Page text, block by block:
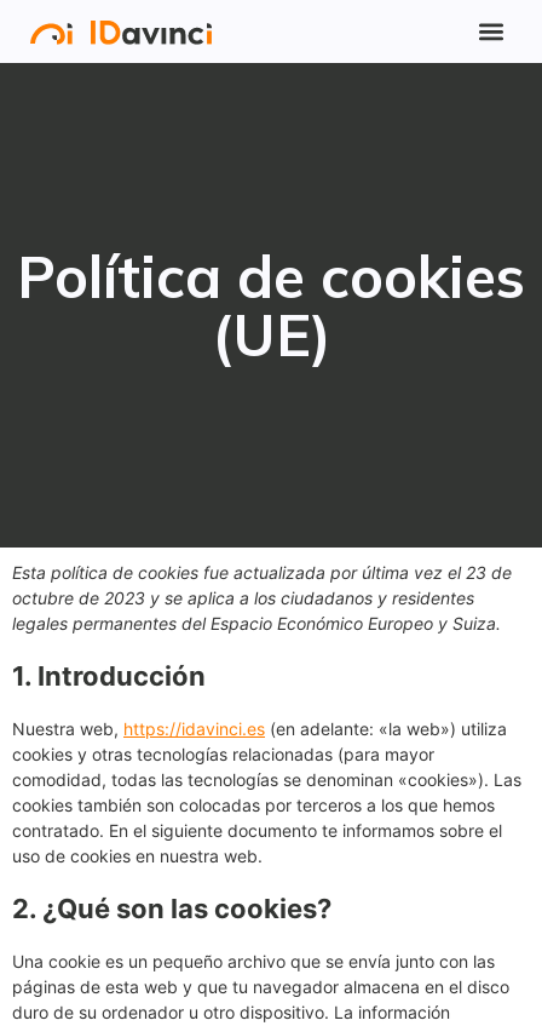
Política de cookies
(UE)
Esta política de cookies fue actualizada por última vez el 23 de
octubre de 2023 y se aplica a los ciudadanos y residentes
legales permanentes del Espacio Económico Europeo y Suiza.
1. Introducción
Nuestra web, https://idavinci.es (en adelante: «la web») utiliza
cookies y otras tecnologías relacionadas (para mayor
comodidad, todas las tecnologías se denominan «cookies»). Las
cookies también son colocadas por terceros a los que hemos
contratado. En el siguiente documento te informamos sobre el
uso de cookies en nuestra web.
2. ¿Qué son las cookies?
Una cookie es un pequeño archivo que se envía junto con las
páginas de esta web y que tu navegador almacena en el disco
duro de su ordenador u otro dispositivo. La información